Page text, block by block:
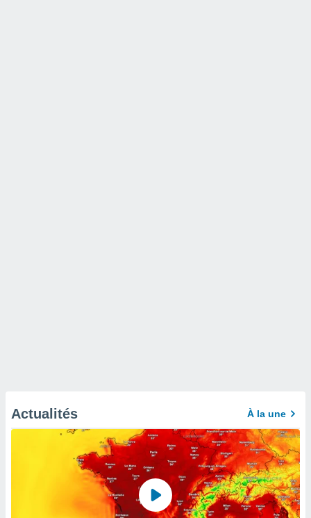
Actualités À la une